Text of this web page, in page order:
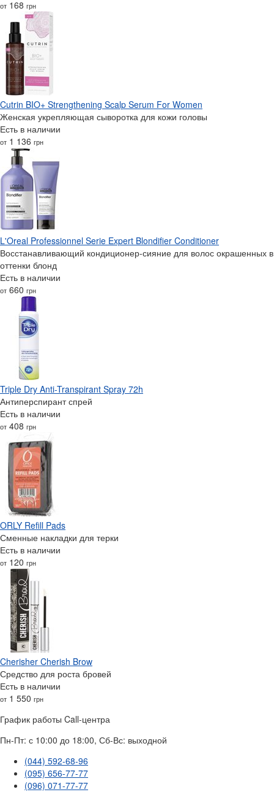
от 168 грн
Cutrin BIO+ Strengthening Scalp Serum For Women
Женская укрепляющая сыворотка для кожи головы
Есть в наличии
от 1 136 грн
L'Oreal Professionnel Serie Expert Blondifier Conditioner
Восстанавливающий кондиционер-сияние для волос окрашенных в
оттенки блонд
Есть в наличии
от 660 грн
Triple Dry Anti-Transpirant Spray 72h
Антиперспирант спрей
Есть в наличии
от 408 грн
ORLY Refill Pads
Сменные накладки для терки
Есть в наличии
от 120 грн
Cherisher Cherish Brow
Средство для роста бровей
Есть в наличии
от 1 550 грн
График работы Call-центра
Пн-Пт: с 10:00 до 18:00, Сб-Вс: выходной
(044) 592-68-96
(095) 656-77-77
(096) 071-77-77